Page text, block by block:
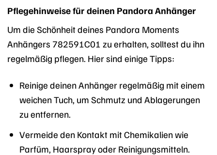
Pflegehinweise für deinen Pandora Anhänger
Um die Schönheit deines Pandora Moments
Anhängers 782591C01 zu erhalten, solltest du ihn
regelmäßig pflegen. Hier sind einige Tipps:
Reinige deinen Anhänger regelmäßig mit einem
weichen Tuch, um Schmutz und Ablagerungen
zu entfernen.
Vermeide den Kontakt mit Chemikalien wie
Parfüm, Haarspray oder Reinigungsmitteln.